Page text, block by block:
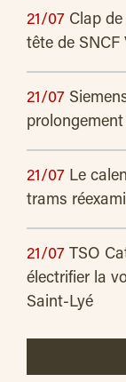
21/07 Clap
tête de SNCF
21/07
21/07 Le
trams
21/07 TSO
électrifier la
Saint-Lyé